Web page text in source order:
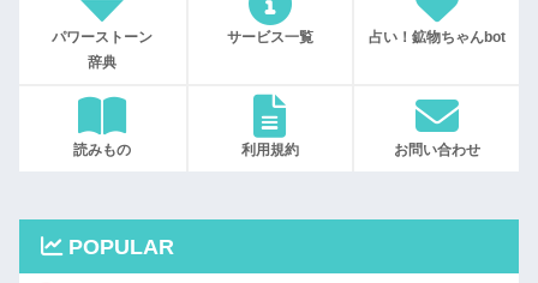
パワーストーン
辞典
サービス一覧 占い！鉱物ちゃんbot
読みもの 利用規約 お問い合わせ
POPULAR